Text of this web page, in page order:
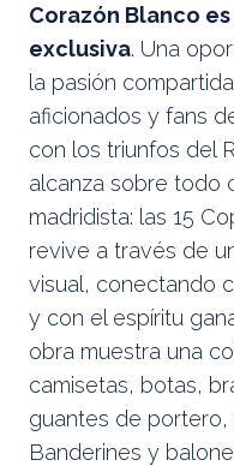
Corazón Blanco
exclusiva. Una
la pasión
aficionados y fans
con los triunfos del
alcanza sobre todo
madridista: las 15
revive a través de
visual, conectando
y con el espíritu
obra muestra una
camisetas, botas,
guantes de portero,
Banderines y